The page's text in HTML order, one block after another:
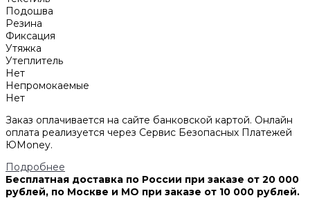
Подошва
Резина
Фиксация
Утяжка
Утеплитель
Нет
Непромокаемые
Нет
Заказ оплачивается на сайте банковской картой. Онлайн
оплата реализуется через Сервис Безопасных Платежей
ЮMoney.
Подробнее
Бесплатная доставка по России при заказе от 20 000
рублей, по Москве и МО при заказе от 10 000 рублей.